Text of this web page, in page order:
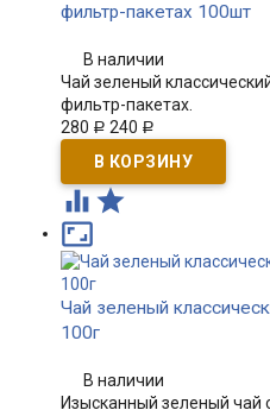
фильтр-пакетах 100шт
В наличии
Чай зеленый
фильтр-пакетах.
280 Р 240 Р
 

Чай зеленый
100г
В наличии
Изысканный зеленый чай